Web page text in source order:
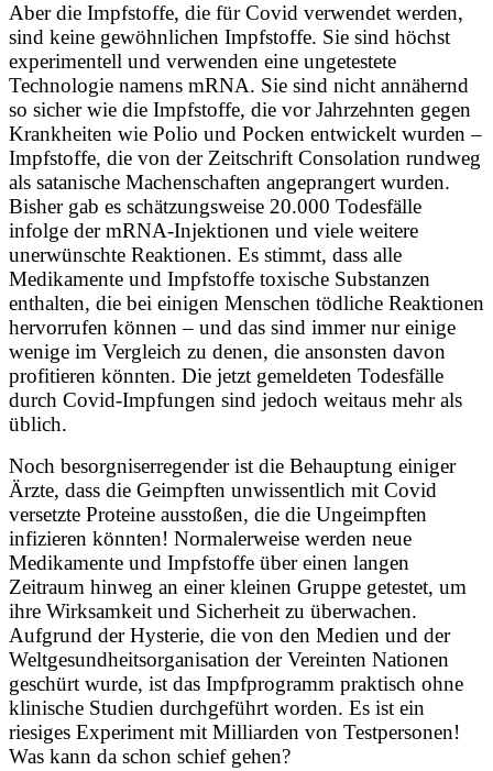
Aber die Impfstoffe, die für Covid verwendet werden,
sind keine gewöhnlichen Impfstoffe. Sie sind höchst
experimentell und verwenden eine ungetestete
Technologie namens mRNA. Sie sind nicht annähernd
so sicher wie die Impfstoffe, die vor Jahrzehnten gegen
Krankheiten wie Polio und Pocken entwickelt wurden –
Impfstoffe, die von der Zeitschrift Consolation rundweg
als satanische Machenschaften angeprangert wurden.
Bisher gab es schätzungsweise 20.000 Todesfälle
infolge der mRNA-Injektionen und viele weitere
unerwünschte Reaktionen. Es stimmt, dass alle
Medikamente und Impfstoffe toxische Substanzen
enthalten, die bei einigen Menschen tödliche Reaktionen
hervorrufen können – und das sind immer nur einige
wenige im Vergleich zu denen, die ansonsten davon
profitieren könnten. Die jetzt gemeldeten Todesfälle
durch Covid-Impfungen sind jedoch weitaus mehr als
üblich.
Noch besorgniserregender ist die Behauptung einiger
Ärzte, dass die Geimpften unwissentlich mit Covid
versetzte Proteine ausstoßen, die die Ungeimpften
infizieren könnten! Normalerweise werden neue
Medikamente und Impfstoffe über einen langen
Zeitraum hinweg an einer kleinen Gruppe getestet, um
ihre Wirksamkeit und Sicherheit zu überwachen.
Aufgrund der Hysterie, die von den Medien und der
Weltgesundheitsorganisation der Vereinten Nationen
geschürt wurde, ist das Impfprogramm praktisch ohne
klinische Studien durchgeführt worden. Es ist ein
riesiges Experiment mit Milliarden von Testpersonen!
Was kann da schon schief gehen?